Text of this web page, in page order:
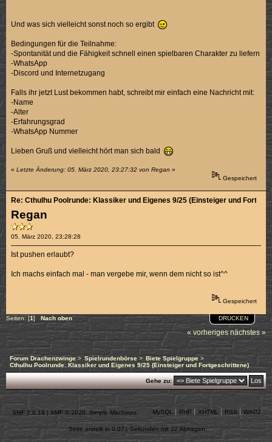
Und was sich vielleicht sonst noch so ergibt
Bedingungen für die Teilnahme:
-Spontanität und die Fähigkeit schnell einen spielbaren Charakter zu liefern
-WhatsApp
-Discord und Internetzugang
Falls ihr jetzt Lust bekommen habt, schreibt mir einfach eine Nachricht mit:
-Name
-Alter
-Erfahrungsgrad
-WhatsApp Nummer
Lieben Gruß und vielleicht hört man sich bald
«Letzte Änderung: 05. März 2020, 23:27:32 von Regan »
Gespeichert
Regan
05. März 2020, 23:28:28
Re: Cthulhu Poolrunde: Klassiker und Eigenes 9/25 (Einsteiger und
Ist pushen erlaubt?
Ich machs einfach mal - man vergebe mir, wenn dem nicht so ist^^
Gespeichert
DRUCKEN
Seiten: [1] Nach oben
« vorheriges nächstes »
Forum Drachenzwinge > Spielrundenbörse> Biete Spielgruppe>
Cthulhu Poolrunde: Klassiker und Eigenes 9/25 (Einsteiger und Fortgeschrittene)
Gehe zu:
SMF 2.0.19 | SMF © 2020, Simple Machines MySQL PHP XHTML RSS WAP2
Seite erstellt in 0.071 Sekunden mit 22 Abfragen.